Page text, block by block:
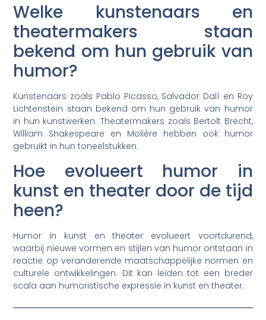
Welke kunstenaars en
theatermakers staan
bekend om hun gebruik van
humor?
Kunstenaars zoals Pablo Picasso, Salvador Dalí en Roy
Lichtenstein staan bekend om hun gebruik van humor
in hun kunstwerken. Theatermakers zoals Bertolt Brecht,
William Shakespeare en Molière hebben ook humor
gebruikt in hun toneelstukken.
Hoe evolueert humor in
kunst en theater door de tijd
heen?
Humor in kunst en theater evolueert voortdurend,
waarbij nieuwe vormen en stijlen van humor ontstaan in
reactie op veranderende maatschappelijke normen en
culturele ontwikkelingen. Dit kan leiden tot een breder
scala aan humoristische expressie in kunst en theater.